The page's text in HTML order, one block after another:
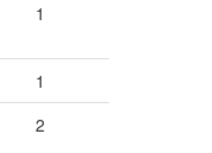
1
1
2